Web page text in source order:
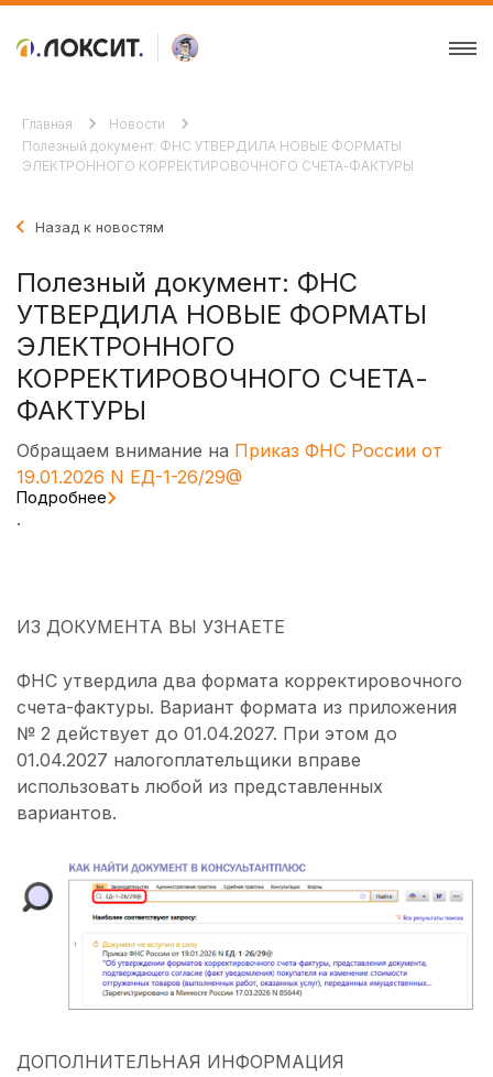
Главная
Новости
Полезный документ: ФНС УТВЕРДИЛА НОВЫЕ ФОРМАТЫ
ЭЛЕКТРОННОГО КОРРЕКТИРОВОЧНОГО СЧЕТА-ФАКТУРЫ
Назад к новостям
Полезный документ: ФНС
УТВЕРДИЛА НОВЫЕ ФОРМАТЫ
ЭЛЕКТРОННОГО
КОРРЕКТИРОВОЧНОГО СЧЕТА-
ФАКТУРЫ
Обращаем внимание на Приказ ФНС России от
19.01.2026 N ЕД-1-26/29@
Подробнее
.
ИЗ ДОКУМЕНТА ВЫ УЗНАЕТЕ
ФНС утвердила два формата корректировочного
счета-фактуры. Вариант формата из приложения
№ 2 действует до 01.04.2027. При этом до
01.04.2027 налогоплательщики вправе
использовать любой из представленных
вариантов.
ДОПОЛНИТЕЛЬНАЯ ИНФОРМАЦИЯ